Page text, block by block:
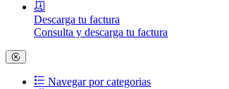
Descarga tu factura
Consulta y descarga tu factura
Navegar por categorias